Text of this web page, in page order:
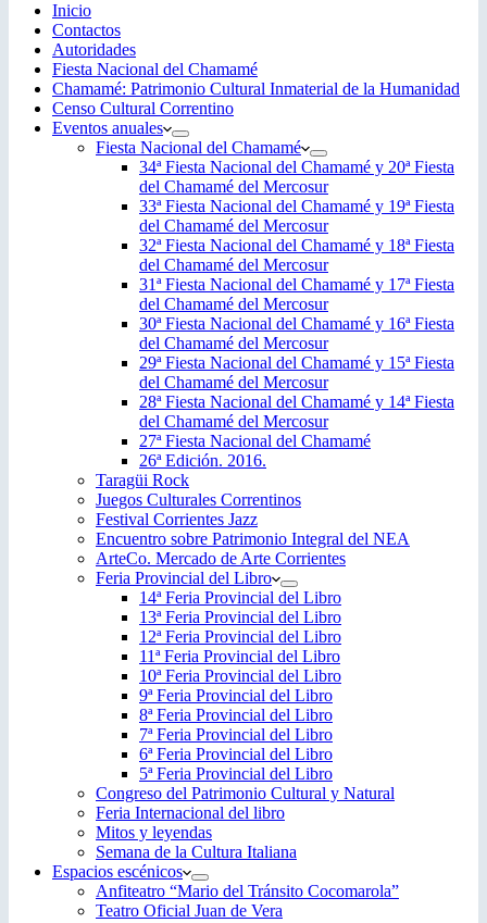
Inicio
Contactos
Autoridades
Fiesta Nacional del Chamamé
Chamamé: Patrimonio Cultural Inmaterial de la Humanidad
Censo Cultural Correntino
Eventos anuales
Fiesta Nacional del Chamamé
34ª Fiesta Nacional del Chamamé y 20ª Fiesta
del Chamamé del Mercosur
33ª Fiesta Nacional del Chamamé y 19ª Fiesta
del Chamamé del Mercosur
32ª Fiesta Nacional del Chamamé y 18ª Fiesta
del Chamamé del Mercosur
31ª Fiesta Nacional del Chamamé y 17ª Fiesta
del Chamamé del Mercosur
30ª Fiesta Nacional del Chamamé y 16ª Fiesta
del Chamamé del Mercosur
29ª Fiesta Nacional del Chamamé y 15ª Fiesta
del Chamamé del Mercosur
28ª Fiesta Nacional del Chamamé y 14ª Fiesta
del Chamamé del Mercosur
27ª Fiesta Nacional del Chamamé
26ª Edición. 2016.
Taragüi Rock
Juegos Culturales Correntinos
Festival Corrientes Jazz
Encuentro sobre Patrimonio Integral del NEA
ArteCo. Mercado de Arte Corrientes
Feria Provincial del Libro
14ª Feria Provincial del Libro
13ª Feria Provincial del Libro
12ª Feria Provincial del Libro
11ª Feria Provincial del Libro
10ª Feria Provincial del Libro
9ª Feria Provincial del Libro
8ª Feria Provincial del Libro
7ª Feria Provincial del Libro
6ª Feria Provincial del Libro
5ª Feria Provincial del Libro
Congreso del Patrimonio Cultural y Natural
Feria Internacional del libro
Mitos y leyendas
Semana de la Cultura Italiana
Espacios escénicos
Anfiteatro “Mario del Tránsito Cocomarola”
Teatro Oficial Juan de Vera